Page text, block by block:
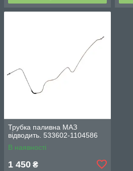
Трубка паливна МАЗ
відводить. 533602-1104586
В наявності
1 450 ₴